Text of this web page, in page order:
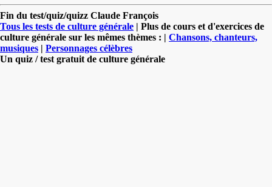
Fin du test/quiz/quizz Claude François
Tous les tests de culture générale | Plus de cours et d'exercices de
culture générale sur les mêmes thèmes : | Chansons, chanteurs,
musiques | Personnages célèbres
Un quiz / test gratuit de culture générale